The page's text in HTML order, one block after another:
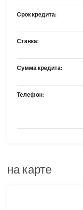
Срок кредита:
Ставка:
Сумма кредита:
Телефон:
на карте